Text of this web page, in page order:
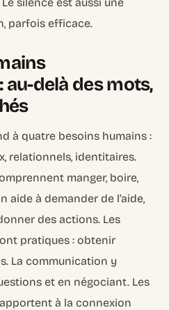
parfois efficace.
delà des mots,
à quatre besoins humains :
relationnels, identitaires.
manger, boire,
aide à demander de l’aide,
des actions. Les
pratiques : obtenir
La communication y
et en négociant. Les
à la connexion